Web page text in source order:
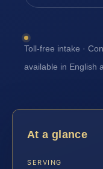
Toll-free intake ·
available in English
At a glance
SERVING